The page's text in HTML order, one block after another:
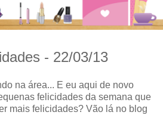
- 22/03/13
na área... E eu aqui de novo
felicidades da semana que
mais felicidades? Vão lá no blog